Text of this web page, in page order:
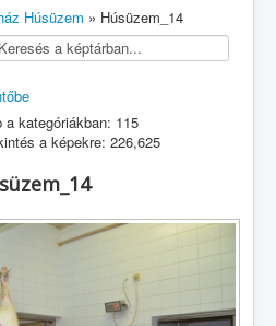
Húsüzem » Húsüzem_14
kategóriákban: 115
a képekre: 226,625